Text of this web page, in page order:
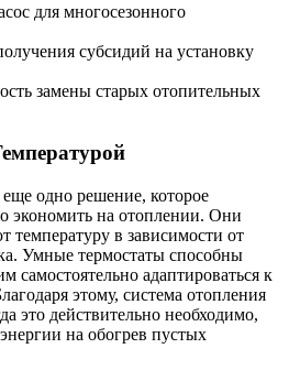
для многосезонного
субсидий на установку
замены старых отопительных
одно решение, которое
экономить на отоплении. Они
температуру в зависимости от
Умные термостаты способны
самостоятельно адаптироваться к
этому, система отопления
это действительно необходимо,
на обогрев пустых